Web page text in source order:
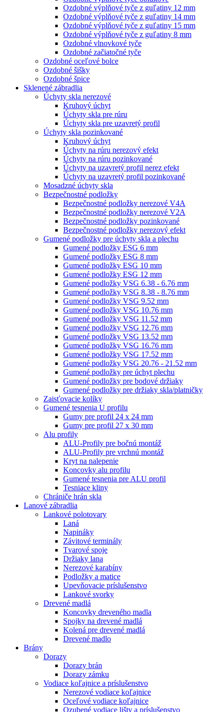
Ozdobné výplňové tyče z guľatiny 12 mm
Ozdobné výplňové tyče z guľatiny 14 mm
Ozdobné výplňové tyče z guľatiny 15 mm
Ozdobné výplňové tyče z guľatiny 8 mm
Ozdobné vlnovkové tyče
Ozdobné začiatočné tyče
Ozdobné oceľové bolce
Ozdobné šišky
Ozdobné špice
Sklenené zábradlia
Úchyty skla nerezové
Kruhový úchyt
Úchyty skla pre rúru
Úchyty skla pre uzavretý profil
Úchyty skla pozinkované
Kruhový úchyt
Úchyty na rúru nerezový efekt
Úchyty na rúru pozinkované
Úchyty na uzavretý profil nerez efekt
Úchyty na uzavretý profil pozinkované
Mosadzné úchyty skla
Bezpečnostné podložky
Bezpečnostné podložky nerezové V4A
Bezpečnostné podložky nerezové V2A
Bezpečnostné podložky pozinkované
Bezpečnostné podložky nerezový efekt
Gumené podložky pre úchyty skla a plechu
Gumené podložky ESG 6 mm
Gumené podložky ESG 8 mm
Gumené podložky ESG 10 mm
Gumené podložky ESG 12 mm
Gumené podložky VSG 6.38 - 6.76 mm
Gumené podložky VSG 8.38 - 8.76 mm
Gumené podložky VSG 9.52 mm
Gumené podložky VSG 10.76 mm
Gumené podložky VSG 11.52 mm
Gumené podložky VSG 12.76 mm
Gumené podložky VSG 13.52 mm
Gumené podložky VSG 16.76 mm
Gumené podložky VSG 17.52 mm
Gumené podložky VSG 20.76 - 21.52 mm
Gumené podložky pre úchyt plechu
Gumené podložky pre bodové držiaky
Gumené podložky pre držiaky skla/platničky
Zaisťovacie kolíky
Gumené tesnenia U profilu
Gumy pre profil 24 x 24 mm
Gumy pre profil 27 x 30 mm
Alu profily
ALU-Profily pre bočnú montáž
ALU-Profily pre vrchnú montáž
Kryt na nalepenie
Koncovky alu profilu
Gumené tesnenia pre ALU profil
Tesniace kliny
Chrániče hrán skla
Lanové zábradlia
Lankové polotovary
Laná
Napináky
Závitové terminály
Tvarové spoje
Držiaky lana
Nerezové karabíny
Podložky a matice
Upevňovacie príslušenstvo
Lankové svorky
Drevené madlá
Koncovky dreveného madla
Spojky na drevené madlá
Kolená pre drevené madlá
Drevené madlo
Brány
Dorazy
Dorazy brán
Dorazy zámku
Vodiace koľajnice a príslušenstvo
Nerezové vodiace koľajnice
Oceľové vodiace koľajnice
Ozubené vodiace lišty a príslušenstvo